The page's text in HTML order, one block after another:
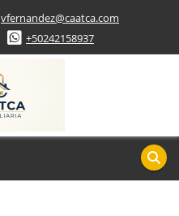
vfernandez@caatca.com
+50242158937